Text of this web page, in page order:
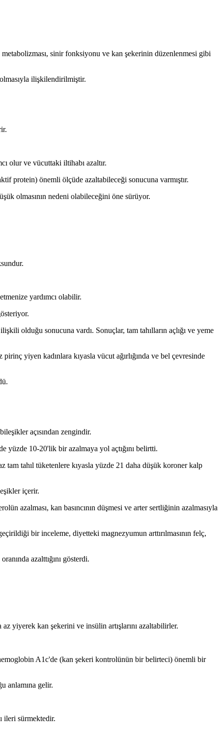
sinir fonksiyonu ve kan şekerinin düzenlenmesi gibi
ilişkilendirilmiştir.
olur ve vücuttaki iltihabı azaltır.
protein) önemli ölçüde azaltabileceği sonucuna varmıştır.
olmasının nedeni olabileceğini öne sürüyor.
yardımcı olabilir.
olduğu sonucuna vardı. Sonuçlar, tam tahılların açlığı ve yeme
yiyen kadınlara kıyasla vücut ağırlığında ve bel çevresinde
açısından zengindir.
yüzde 10-20'lik bir azalmaya yol açtığını belirtti.
tahıl tüketenlere kıyasla yüzde 21 daha düşük koroner kalp
içerir.
azalması, kan basıncının düşmesi ve arter sertliğinin azalmasıyla
bir inceleme, diyetteki magnezyumun arttırılmasının felç,
azalttığını gösterdi.
yiyerek kan şekerini ve insülin artışlarını azaltabilirler.
A1c'de (kan şekeri kontrolünün bir belirteci) önemli bir
anlamına gelir.
ileri sürmektedir.